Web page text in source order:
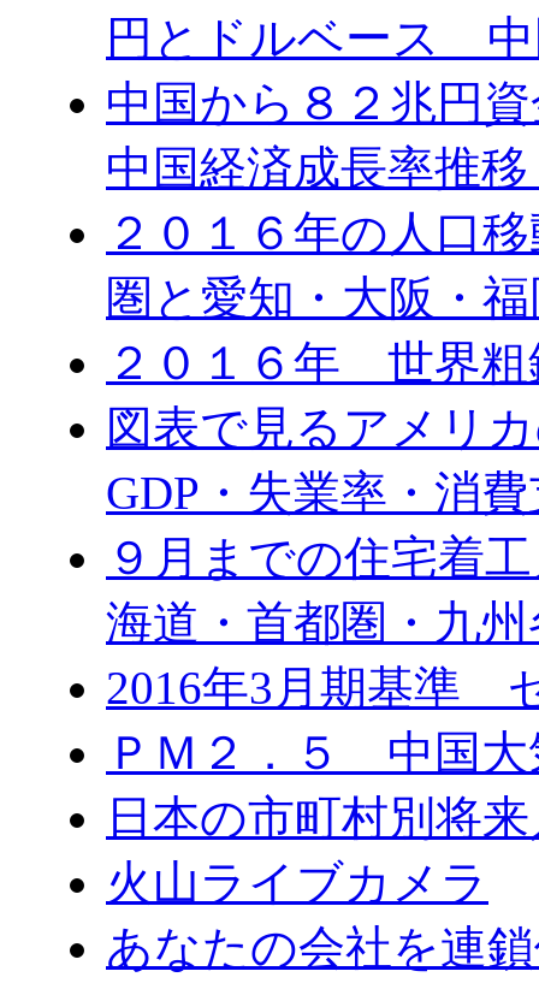
円とドルベース 中
中国から８２兆円
中国経済成長率推
２０１６年の人口
圏と愛知・大阪・
２０１６年 世界粗
図表で見るアメリ
GDP・失業率・消
９月までの住宅着
海道・首都圏・九
2016年3月期基準
ＰＭ２．５ 中国大
日本の市町村別将
火山ライブカメラ
あなたの会社を連